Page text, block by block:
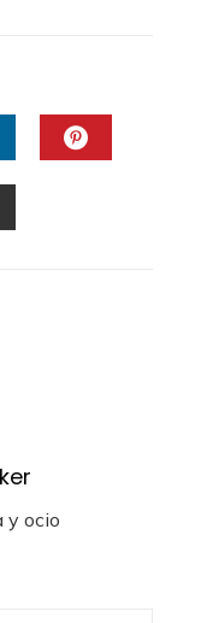
y ocio